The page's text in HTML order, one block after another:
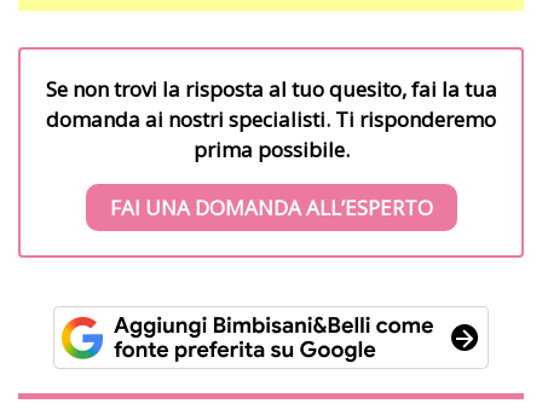
Se non trovi la risposta al tuo quesito, fai la tua
domanda ai nostri specialisti. Ti risponderemo
prima possibile.
FAI UNA DOMANDA ALL’ESPERTO